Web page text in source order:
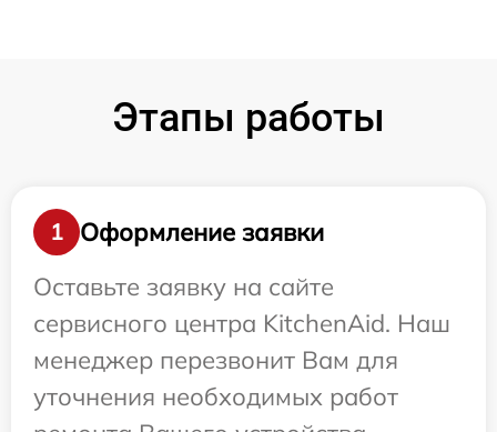
Этапы работы
1
Оформление заявки
Оставьте заявку на сайте
сервисного центра KitchenAid. Наш
менеджер перезвонит Вам для
уточнения необходимых работ